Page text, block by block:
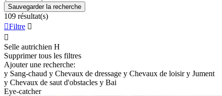
Sauvegarder la recherche
109 résultat(s)
Filtre 

Selle autrichien H
Supprimer tous les filtres
Ajouter une recherche:
y Sang-chaud y Chevaux de dressage y Chevaux de loisir y Jument
y Chevaux de saut d'obstacles y Bai
Eye-catcher